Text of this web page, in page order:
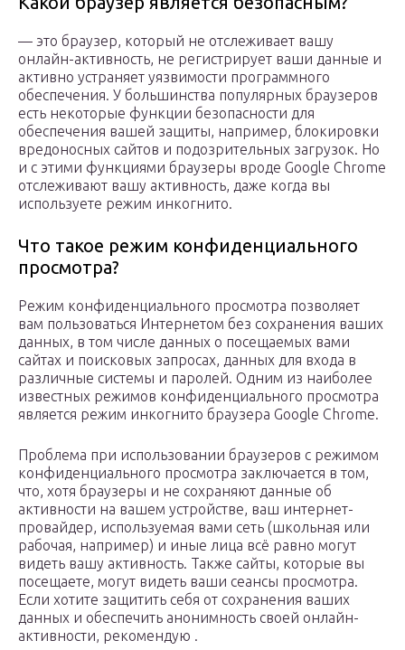
— это браузер, который не отслеживает вашу
онлайн-активность, не регистрирует ваши данные и
активно устраняет уязвимости программного
обеспечения. У большинства популярных браузеров
есть некоторые функции безопасности для
обеспечения вашей защиты, например, блокировки
вредоносных сайтов и подозрительных загрузок. Но
и с этими функциями браузеры вроде Google Chrome
отслеживают вашу активность, даже когда вы
используете режим инкогнито.
Что такое режим конфиденциального
просмотра?
Режим конфиденциального просмотра позволяет
вам пользоваться Интернетом без сохранения ваших
данных, в том числе данных о посещаемых вами
сайтах и поисковых запросах, данных для входа в
различные системы и паролей. Одним из наиболее
известных режимов конфиденциального просмотра
является режим инкогнито браузера Google Chrome.
Проблема при использовании браузеров с режимом
конфиденциального просмотра заключается в том,
что, хотя браузеры и не сохраняют данные об
активности на вашем устройстве, ваш интернет-
провайдер, используемая вами сеть (школьная или
рабочая, например) и иные лица всё равно могут
видеть вашу активность. Также сайты, которые вы
посещаете, могут видеть ваши сеансы просмотра.
Если хотите защитить себя от сохранения ваших
данных и обеспечить анонимность своей онлайн-
активности, рекомендую .